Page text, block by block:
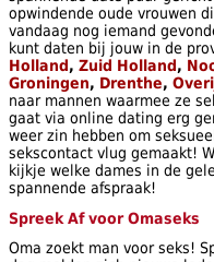
opwindende oude vrouwen
vandaag nog iemand
kunt daten bij jouw in de
Holland, Zuid Holland,
Groningen, Drenthe,
naar mannen waarmee ze
gaat via online dating erg
weer zin hebben om
sekscontact vlug gemaakt!
kijkje welke dames in de
spannende afspraak!
Spreek Af voor Omaseks
Oma zoekt man voor seks!